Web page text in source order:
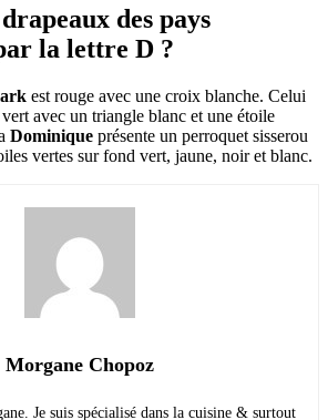
des pays
la lettre D ?
est rouge avec une croix blanche. Celui
avec un triangle blanc et une étoile
Dominique présente un perroquet sisserou
vertes sur fond vert, jaune, noir et blanc.
Morgane Chopoz
Je suis spécialisé dans la cuisine & surtout